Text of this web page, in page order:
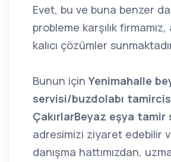
Evet, bu ve buna benzer
probleme karşılık firmamız,
kalıcı çözümler
Bunun için Yenimahalle
servisi/buzdolabı
ÇakırlarBeyaz eşya tamir
adresimizi ziyaret edebilir
danışma hattımızdan,